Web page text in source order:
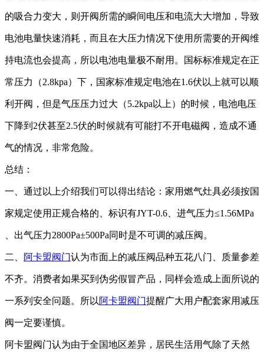
的吸合力变大，则开阀所需的瞬间电压和电流大大增加，导致
电池电量快速消耗，而且在大压力情况下使用所需要的开阀维
持电流也会提高，所以电池电量极不耐用。国标标准规定在正
常压力（2.8kpa）下，国家标准规定电池在1.6伏以上就可以顺
利开阀，但是气压压力过大（5.2kpa以上）的时候，电池电压
下降到2伏甚至2.5伏的时候就有可能打不开电磁阀，造成不通
气的情况，非常危险。
总结：
一、通过以上介绍我们可以得出结论：家用燃气灶具必须按国
家规定使用正规合格的、标识有JYT-0.6、进气压力≤1.56MPa
、出气压力2800Pa±500Pa同时是不可调的减压阀。
二、 阿卡盟阀门认为市面上的减压阀品种五花八门、质量参差
不齐。消费者如果买到伪劣假冒产品，同样会造成上面所说的
一系列安全问题。所以 阿卡盟阀门提醒广大用户配套家用减压
阀一定要谨慎。
阿卡盟阀门认为由于全国地区差异，居民生活用气除了天然